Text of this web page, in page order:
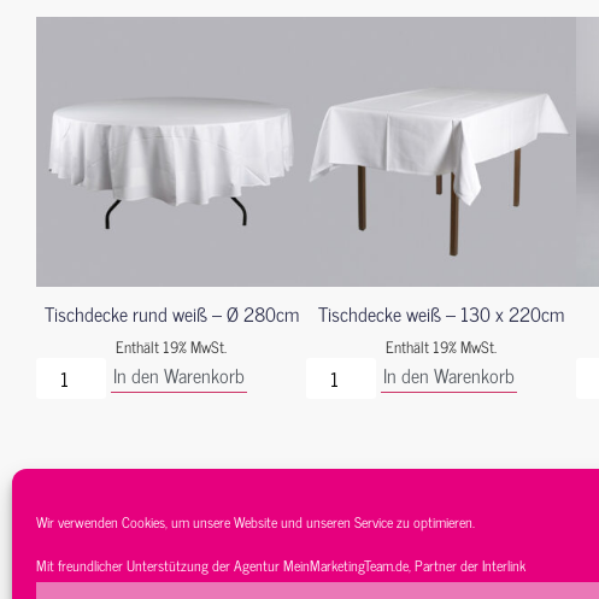
Wir verwenden Cookies, um unsere Website und unseren Service zu optimieren.
Mit freundlicher Unterstützung der AgenturMeinMarketingTeam.de, Partner derInterlink
Tischdecke rund weiß – Ø 280cm
Enthält 19% MwSt.
In den Warenkorb
Tischdecke weiß – 130 x 220cm
Enthält 19% MwSt.
In den Warenkorb